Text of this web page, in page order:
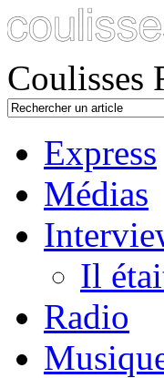
Coulisses
Express
Médias
Il
Radio